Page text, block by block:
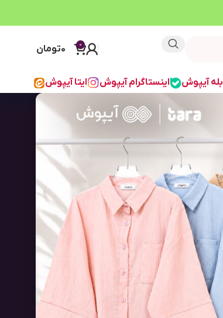
0
0تومان
بله آیپوش اینستاگرام آیپوش ایتا آیپوش